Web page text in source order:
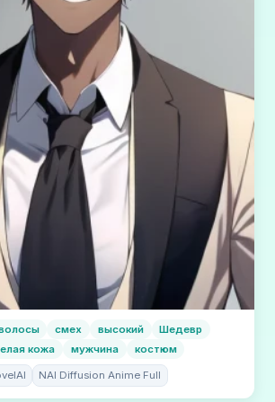
смех высокий
Шедевр
кожа
мужчина костюм
NAI Diffusion Anime Full